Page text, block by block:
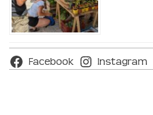
Facebook Instagram